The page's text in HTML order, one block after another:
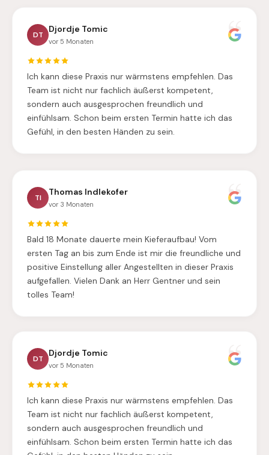
DT
Djordje Tomic
vor 5 Monaten
Ich kann diese Praxis nur wärmstens empfehlen. Das
Team ist nicht nur fachlich äußerst kompetent,
sondern auch ausgesprochen freundlich und
einfühlsam. Schon beim ersten Termin hatte ich das
Gefühl, in den besten Händen zu sein.
TI
Thomas Indlekofer
vor 3 Monaten
Bald 18 Monate dauerte mein Kieferaufbau! Vom
ersten Tag an bis zum Ende ist mir die freundliche und
positive Einstellung aller Angestellten in dieser Praxis
aufgefallen. Vielen Dank an Herr Gentner und sein
tolles Team!
DT
Djordje Tomic
vor 5 Monaten
Ich kann diese Praxis nur wärmstens empfehlen. Das
Team ist nicht nur fachlich äußerst kompetent,
sondern auch ausgesprochen freundlich und
einfühlsam. Schon beim ersten Termin hatte ich das